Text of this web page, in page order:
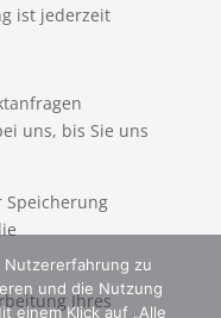
ist jederzeit
uns, bis Sie uns
Ihres
Nutzererfahrung zu
und die Nutzung
einem Klick auf „Alle